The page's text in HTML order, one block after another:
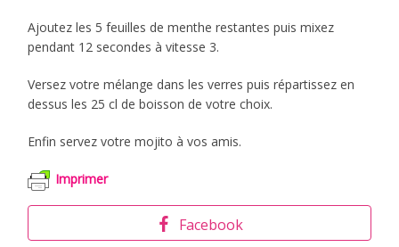
Ajoutez les 5 feuilles de menthe restantes puis mixez
pendant 12 secondes à vitesse 3.
Versez votre mélange dans les verres puis répartissez en
dessus les 25 cl de boisson de votre choix.
Enfin servez votre mojito à vos amis.
Imprimer
Facebook